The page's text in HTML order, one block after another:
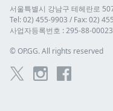
서울특별시 강남구 테헤란로
Tel: 02) 455-9903 / Fax: 02)
사업자등록번호 : 295-88-00023
© OP.GG. All rights reserved